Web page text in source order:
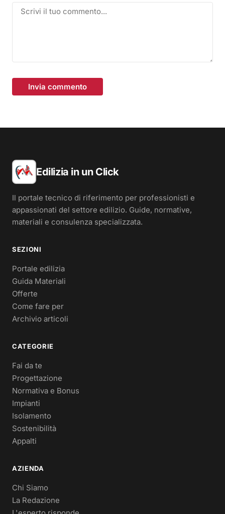
Invia commento
Edilizia in un Click
Il portale tecnico di riferimento per professionisti e
appassionati del settore edilizio. Guide, normative,
materiali e consulenza specializzata.
SEZIONI
Portale edilizia
Guida Materiali
Offerte
Come fare per
Archivio articoli
CATEGORIE
Fai da te
Progettazione
Normativa e Bonus
Impianti
Isolamento
Sostenibilità
Appalti
AZIENDA
Chi Siamo
La Redazione